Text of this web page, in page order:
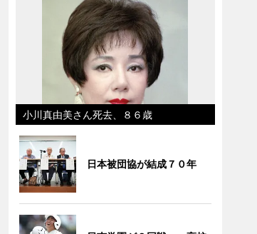
小川真由美さん死去、８６歳
日本被団協が結成７０年